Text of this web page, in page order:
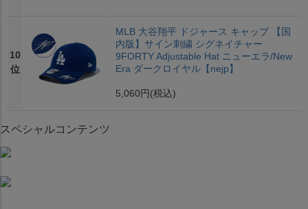
10
位
MLB 大谷翔平 ドジャース キャップ 【国
内版】サイン刺繍 シグネイチャー
9FORTY Adjustable Hat ニューエラ/New
Era ダークロイヤル【nejp】
5,060円 (税込)
スペシャルコンテンツ